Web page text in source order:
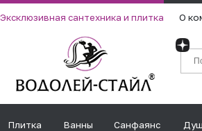
Эксклюзивная сантехника и плитка О
Плитка Ванны Санфаянс Душ